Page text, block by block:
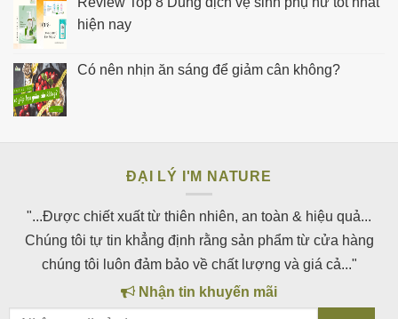
hiện nay
Có nên nhịn ăn sáng để giảm cân không?
ĐẠI LÝ I'M NATURE
"...Được chiết xuất từ thiên nhiên, an toàn & hiệu quả...
Chúng tôi tự tin khẳng định rằng sản phẩm từ cửa hàng
chúng tôi luôn đảm bảo về chất lượng và giá cả..."
Nhận tin khuyến mãi